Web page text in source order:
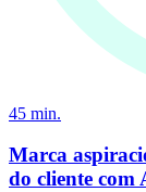
45 min.
Marca
do cliente com